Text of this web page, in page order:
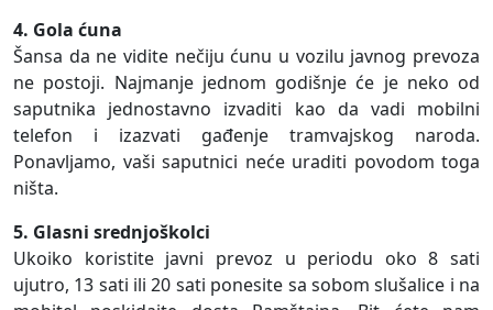
4. Gola ćuna
Šansa da ne vidite nečiju ćunu u vozilu javnog prevoza
ne postoji. Najmanje jednom godišnje će je neko od
saputnika jednostavno izvaditi kao da vadi mobilni
telefon i izazvati gađenje tramvajskog naroda.
Ponavljamo, vaši saputnici neće uraditi povodom toga
ništa.
5. Glasni srednjoškolci
Ukoiko koristite javni prevoz u periodu oko 8 sati
ujutro, 13 sati ili 20 sati ponesite sa sobom slušalice i na